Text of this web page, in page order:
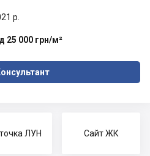
р.
25 000 грн/м²
ЛУН Сайт ЖК